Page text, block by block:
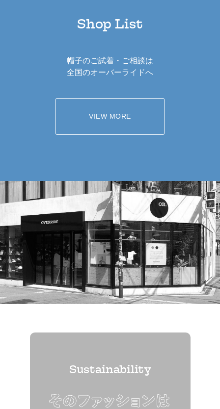
Shop List
帽子のご試着・ご相談は
全国のオーバーライドへ
VIEW MORE
Sustainability